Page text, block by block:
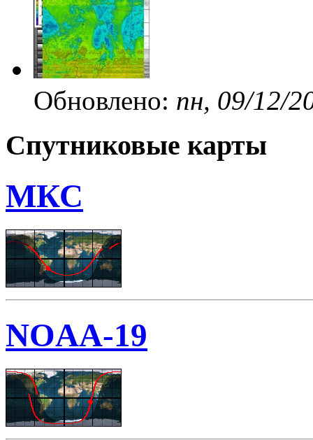
Обновлено: пн, 09/12/
Спутниковые карты
МКС
NOAA-19